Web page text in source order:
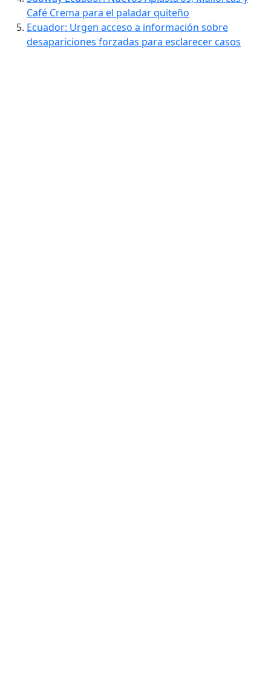
Café Crema para el paladar quiteño
Ecuador: Urgen acceso a información sobre
desapariciones forzadas para esclarecer casos